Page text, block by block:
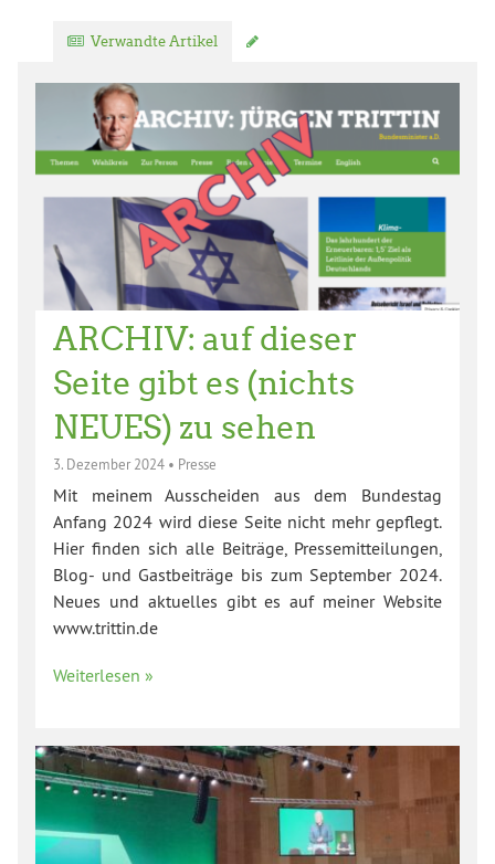
Verwandte Artikel
ARCHIV: auf dieser
Seite gibt es (nichts
NEUES) zu sehen
3. Dezember 2024 • Presse
Mit meinem Ausscheiden aus dem Bundestag
Anfang 2024 wird diese Seite nicht mehr gepflegt.
Hier finden sich alle Beiträge, Pressemitteilungen,
Blog- und Gastbeiträge bis zum September 2024.
Neues und aktuelles gibt es auf meiner Website
www.trittin.de
Weiterlesen »